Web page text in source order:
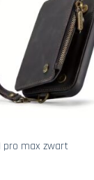
pro max zwart